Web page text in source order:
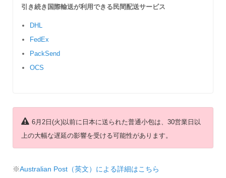
引き続き国際輸送が利用できる民間配送サービス
DHL
FedEx
PackSend
OCS
6月2日(火)以前に日本に送られた普通小包は、30営業日以
上の大幅な遅延の影響を受ける可能性があります。
※Australian Post（英文）による詳細はこちら